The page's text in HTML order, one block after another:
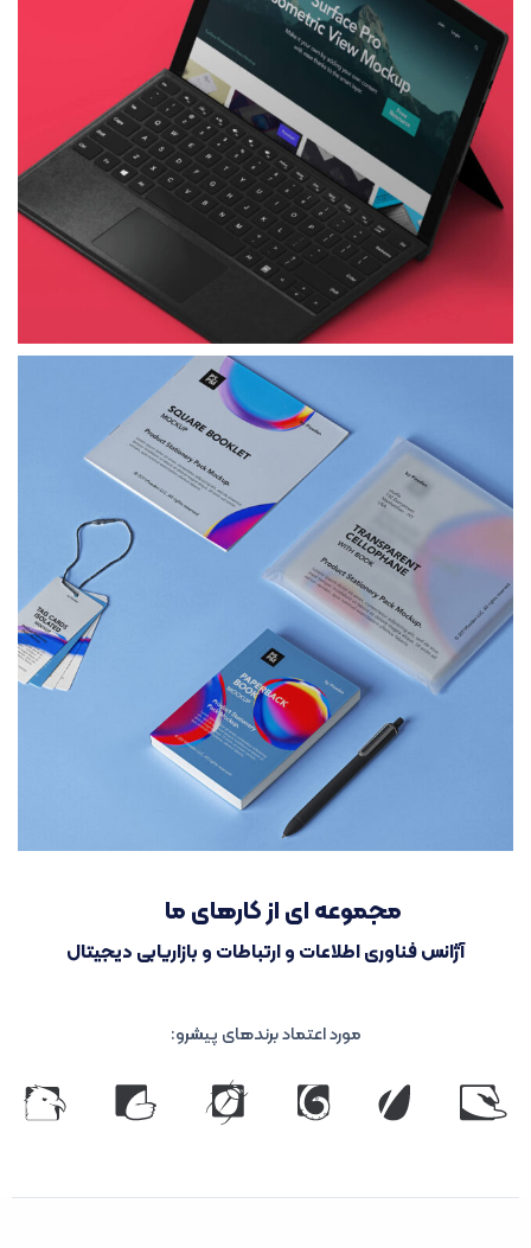
استراتژی طراحی
آی پد
می توانید از آن برای نمایش هر طرح اپلیکیشن استفاده کنید
مشاهده پروژه
طراحی وب سایت
ست ماکت لوازم التحریر محصول
شما می توانید گرافیک خود را اضافه کنید…
مشاهده پروژه
مجموعه ای از کارهای ما
آژانس فناوری اطلاعات و ارتباطات و بازاریابی دیجیتال
مورد اعتماد برندهای پیشرو: